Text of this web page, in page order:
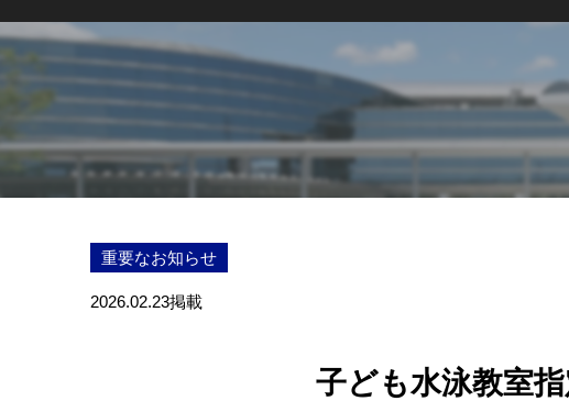
重要なお知らせ
2026.02.23掲載
子ども水泳教室